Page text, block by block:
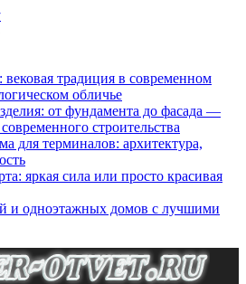
традиция в современном
обличье
от фундамента до фасада —
строительства
для терминалов: архитектура,
яркая сила или просто красивая
и одноэтажных домов с лучшими